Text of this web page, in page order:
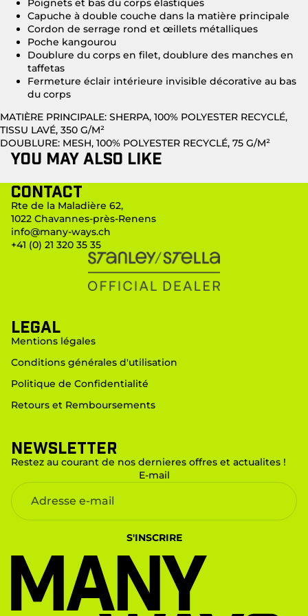
Poignets et bas du corps élastiques
Capuche à double couche dans la matière principale
Cordon de serrage rond et œillets métalliques
Poche kangourou
Doublure du corps en filet, doublure des manches en
taffetas
Fermeture éclair intérieure invisible décorative au bas
du corps
MATIÈRE PRINCIPALE: SHERPA, 100% POLYESTER RECYCLÉ,
TISSU LAVÉ, 350 G/M²
DOUBLURE: MESH, 100% POLYESTER RECYCLÉ, 75 G/M²
You may also like
Contact
Rte de la Maladière 62,
1022 Chavannes-près-Renens
info@many-ways.ch
+41 (0) 21 320 35 35
LEGAL
Mentions légales
Conditions générales d'utilisation
Politique de Confidentialité
Retours et Remboursements
Newsletter
Restez au courant de nos dernieres offres et actualites !
E-mail
S'INSCRIRE